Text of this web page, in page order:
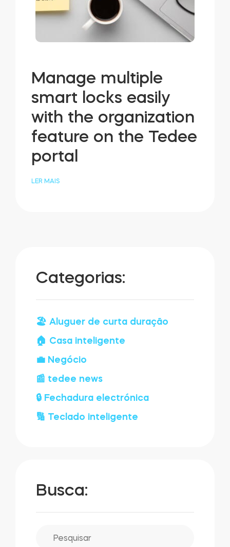
Manage multiple
smart locks easily
with the organization
feature on the Tedee
portal
LER MAIS
Categorias:
🏖️ Aluguer de curta duração
🏠 Casa inteligente
💼 Negócio
📰 tedee news
🔒 Fechadura electrónica
🔢 Teclado inteligente
Busca: